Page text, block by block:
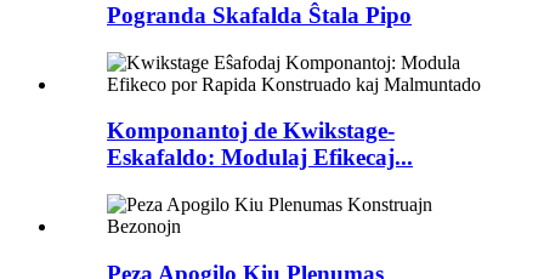
Pogranda Skafalda Ŝtala Pipo
Komponantoj de Kwikstage-
Eskafaldo: Modulaj Efikecaj...
Peza Apogilo Kiu Plenumas